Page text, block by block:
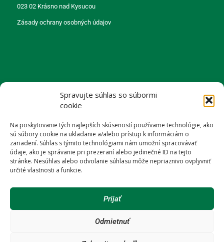
Spravujte súhlas so súbormi
cookie
Na poskytovanie tých najlepších skúseností používame technológie, ako
sú súbory cookie na ukladanie a/alebo prístup k informáciám o
zariadení. Súhlas s týmito technológiami nám umožní spracovávať
údaje, ako je správanie pri prezeraní alebo jedinečné ID na tejto
stránke. Nesúhlas alebo odvolanie súhlasu môže nepriaznivo ovplyvniť
určité vlastnosti a funkcie.
Prijať
Odmietnuť
023 02 Krásno nad Kysucou
Zásady ochrany osobných údajov
+421(0) 905 247 463
info@drevenydom.sk